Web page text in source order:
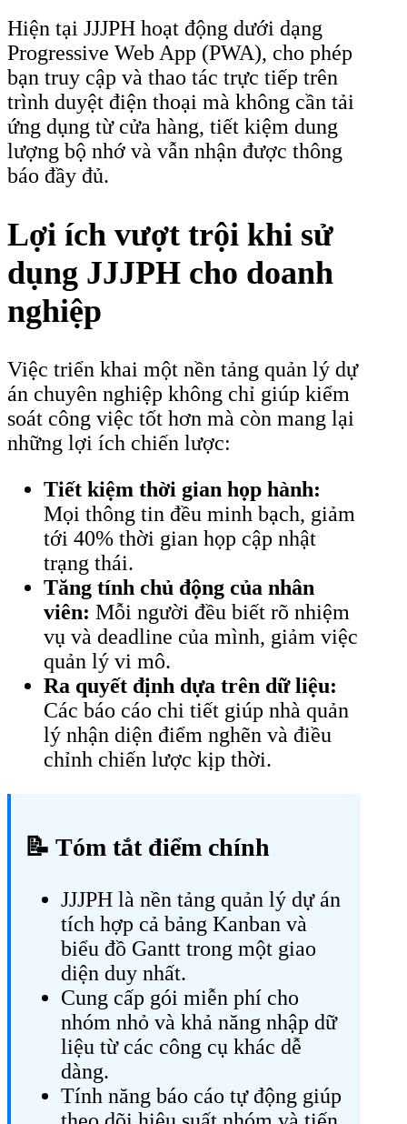
Hiện tại JJJPH hoạt động dưới dạng
Progressive Web App (PWA), cho phép
bạn truy cập và thao tác trực tiếp trên
trình duyệt điện thoại mà không cần tải
ứng dụng từ cửa hàng, tiết kiệm dung
lượng bộ nhớ và vẫn nhận được thông
báo đầy đủ.
Lợi ích vượt trội khi sử
dụng JJJPH cho doanh
nghiệp
Việc triển khai một nền tảng quản lý dự
án chuyên nghiệp không chỉ giúp kiểm
soát công việc tốt hơn mà còn mang lại
những lợi ích chiến lược:
Tiết kiệm thời gian họp hành:
Mọi thông tin đều minh bạch, giảm
tới 40% thời gian họp cập nhật
trạng thái.
Tăng tính chủ động của nhân
viên: Mỗi người đều biết rõ nhiệm
vụ và deadline của mình, giảm việc
quản lý vi mô.
Ra quyết định dựa trên dữ liệu:
Các báo cáo chi tiết giúp nhà quản
lý nhận diện điểm nghẽn và điều
chỉnh chiến lược kịp thời.
📝 Tóm tắt điểm chính
JJJPH là nền tảng quản lý dự án
tích hợp cả bảng Kanban và
biểu đồ Gantt trong một giao
diện duy nhất.
Cung cấp gói miễn phí cho
nhóm nhỏ và khả năng nhập dữ
liệu từ các công cụ khác dễ
dàng.
Tính năng báo cáo tự động giúp